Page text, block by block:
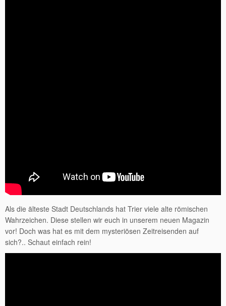
Als die älteste Stadt Deutschlands hat Trier viele alte römischen
Wahrzeichen. Diese stellen wir euch in unserem neuen Magazin
vor! Doch was hat es mit dem mysteriösen Zeitreisenden auf
sich?.. Schaut einfach rein!